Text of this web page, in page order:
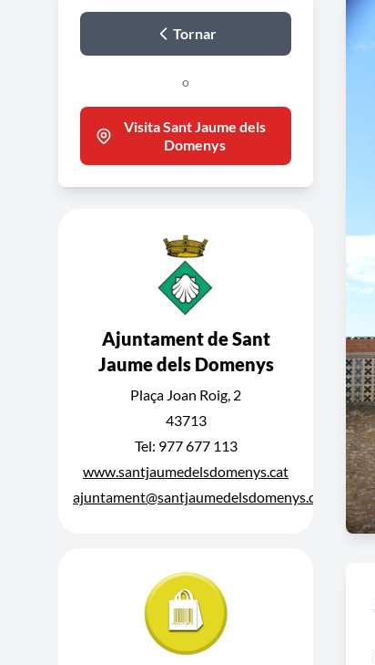
Tornar
o
Visita Sant Jaume dels
Domenys
Ajuntament de Sant
Jaume dels Domenys
Plaça Joan Roig, 2
43713
Tel: 977 677 113
www.santjaumedelsdomenys.cat
ajuntament@santjaumedelsdomenys.cat